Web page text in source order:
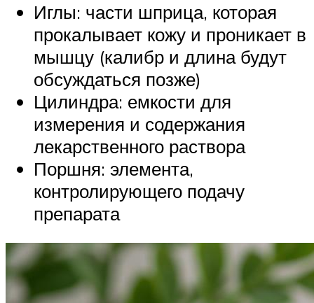
Иглы: части шприца, которая
прокалывает кожу и проникает в
мышцу (калибр и длина будут
обсуждаться позже)
Цилиндра: емкости для
измерения и содержания
лекарственного раствора
Поршня: элемента,
контролирующего подачу
препарата